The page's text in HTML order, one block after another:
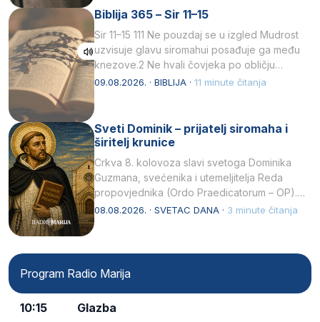
Biblija 365 – Sir 11–15
Sir 11–15 111 Ne pouzdaj se u izgled Mudrost
uzvisuje glavu siromahui posađuje ga među
knezove.2 Ne hvali čovjeka po obličju
njegovui…
09.08.2026. · BIBLIJA · 11 minute čitanja
Sveti Dominik – prijatelj siromaha i
širitelj krunice
Crkva 8. kolovoza slavi svetoga Dominika
Guzmana, svećenika i utemeljitelja Reda
propovjednika (Ordo Praedicatorum – OP).
Svojim životom, dubokom ljubavlju prema
08.08.2026. · SVETAC DANA · 3 minute čitanja
Program Radio Marija
10:15 Glazba